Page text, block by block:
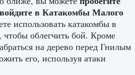
ошибку
в Катакомбы Малого
использовать катакомбы в
чтобы облегчить бой. Кроме
на дерево перед Гнилым
его, используя атаки